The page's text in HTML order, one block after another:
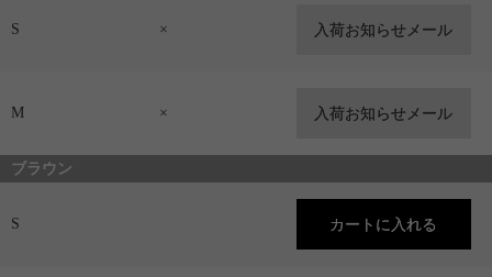
S ×
M ×
ブラウン
S